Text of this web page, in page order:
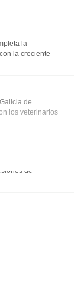
la
la creciente
de
los veterinarios
de